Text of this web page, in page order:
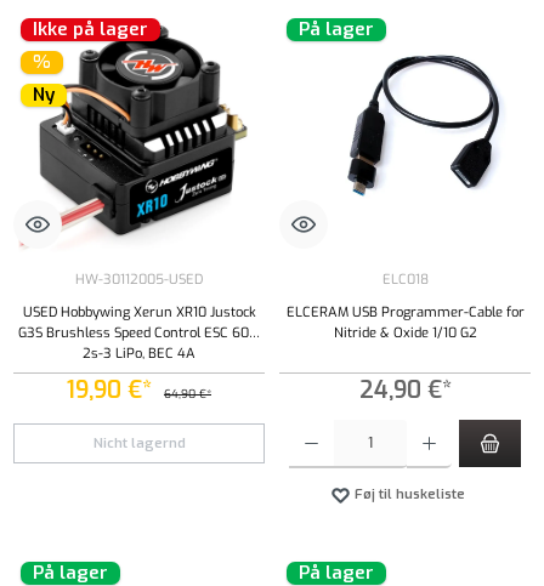
Ikke på lager
%
Ny
HW-30112005-USED
USED Hobbywing Xerun XR10 Justock
G3S Brushless Speed Control ESC 60A,
2s-3 LiPo, BEC 4A
19,90 €* 64,90 €*
Nicht lagernd
På lager
ELC018
ELCERAM USB Programmer-Cable for
Nitride & Oxide 1/10 G2
24,90 €*
Føj til huskeliste
På lager På lager